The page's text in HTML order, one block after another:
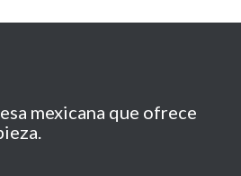
mexicana que ofrece